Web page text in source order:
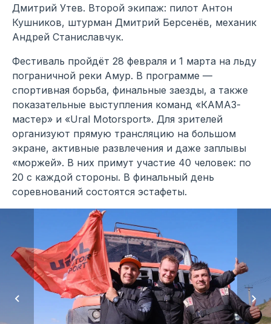
Дмитрий Утев. Второй экипаж: пилот Антон
Кушников, штурман Дмитрий Берсенёв, механик
Андрей Станиславчук.
Фестиваль пройдёт 28 февраля и 1 марта на льду
пограничной реки Амур. В программе —
спортивная борьба, финальные заезды, а также
показательные выступления команд «КАМАЗ-
мастер» и «Ural Motorsport». Для зрителей
организуют прямую трансляцию на большом
экране, активные развлечения и даже заплывы
«моржей». В них примут участие 40 человек: по
20 с каждой стороны. В финальный день
соревнований состоятся эстафеты.